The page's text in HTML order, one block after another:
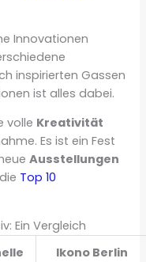
Innovationen
inspirierten Gassen
ist alles dabei.
volle Kreativität
Es ist ein Fest
Ausstellungen
Top 10
Ein Vergleich
Ikono Berlin